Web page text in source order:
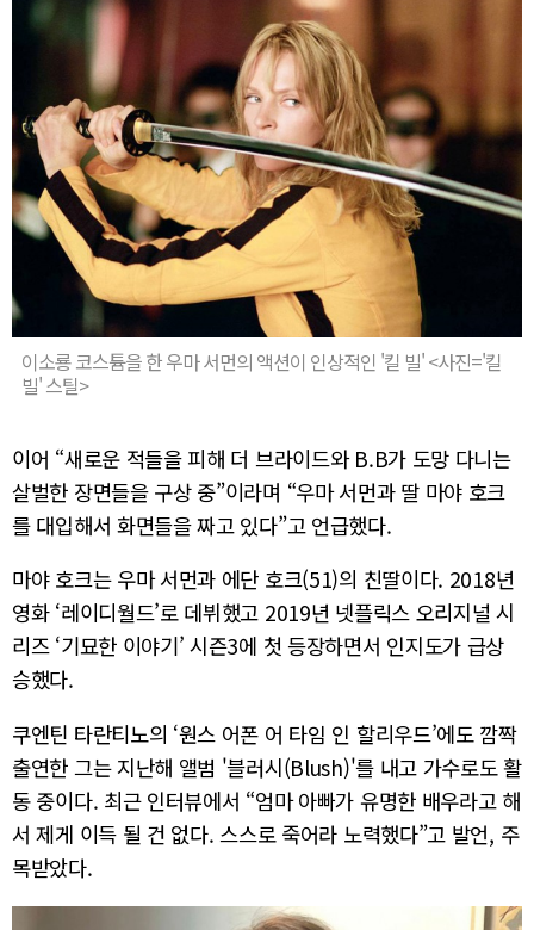
이소룡 코스튬을 한 우마 서먼의 액션이 인상적인 '킬 빌' <사진='킬
빌' 스틸>
이어 “새로운 적들을 피해 더 브라이드와 B.B가 도망 다니는
살벌한 장면들을 구상 중”이라며 “우마 서먼과 딸 마야 호크
를 대입해서 화면들을 짜고 있다”고 언급했다.
마야 호크는 우마 서먼과 에단 호크(51)의 친딸이다. 2018년
영화 ‘레이디월드’로 데뷔했고 2019년 넷플릭스 오리지널 시
리즈 ‘기묘한 이야기’ 시즌3에 첫 등장하면서 인지도가 급상
승했다.
쿠엔틴 타란티노의 ‘원스 어폰 어 타임 인 할리우드’에도 깜짝
출연한 그는 지난해 앨범 '블러시(Blush)'를 내고 가수로도 활
동 중이다. 최근 인터뷰에서 “엄마 아빠가 유명한 배우라고 해
서 제게 이득 될 건 없다. 스스로 죽어라 노력했다”고 발언, 주
목받았다.